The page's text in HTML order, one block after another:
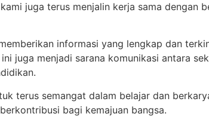
juga terus menjalin kerja sama dengan
informasi yang lengkap dan
juga menjadi sarana komunikasi antara
terus semangat dalam belajar dan
bagi kemajuan bangsa.